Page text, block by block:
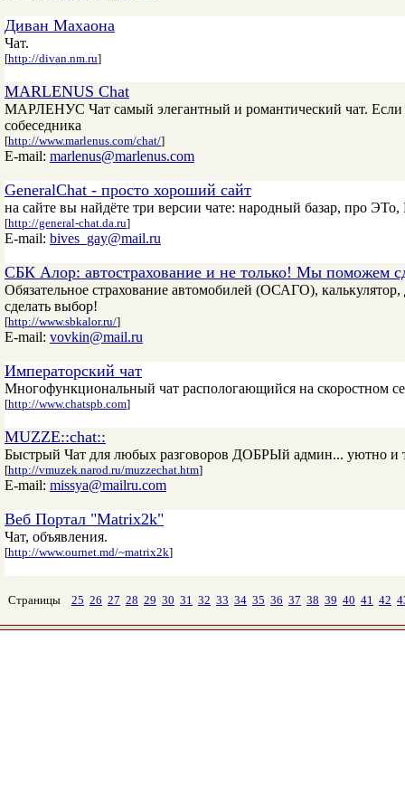
Диван Махаона
Чат.
[http://divan.nm.ru]
MARLENUS Chat
МАРЛЕНУС Чат самый элегантный и романтический чат. Если
собеседника
[http://www.marlenus.com/chat/]
E-mail: marlenus@marlenus.com
GeneralChat - просто хороший сайт
на сайте вы найдёте три версии чате: народный базар, про
[http://general-chat.da.ru]
E-mail: bives_gay@mail.ru
СБК Алор: автострахование и не только! Мы поможем
Обязательное страхование автомобилей (ОСАГО),
сделать выбор!
[http://www.sbkalor.ru/]
E-mail: vovkin@mail.ru
Императорский чат
Многофункциональный чат распологающийся на скоростном
[http://www.chatspb.com]
MUZZE::chat::
Быстрый Чат для любых разговоров ДОБРЫй админ... уютно и
[http://vmuzek.narod.ru/muzzechat.htm]
E-mail: missya@mailru.com
Веб Портал "Matrix2k"
Чат, объявления.
[http://www.ournet.md/~matrix2k]
Страницы 25 26 27 28 29 30 31 32 33 34 35 36 37 38 39 40 41 42